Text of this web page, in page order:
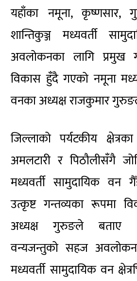
यहाँका नमूना, कृष्णसार,
शान्तिकुञ्ज मध्यवर्ती
अवलोकनका लागि प्रमुख
विकास हुँदै गएको नमूना
वनका अध्यक्ष राजकुमार
जिल्लाको पर्यटकीय
अमलटारी र पिठौलीसँगै
मध्यवर्ती सामुदायिक वन
उत्कृष्ट गन्तव्यका रूपमा
अध्यक्ष गुरुङले बताए
वन्यजन्तुको सहज
मध्यवर्ती सामुदायिक वन